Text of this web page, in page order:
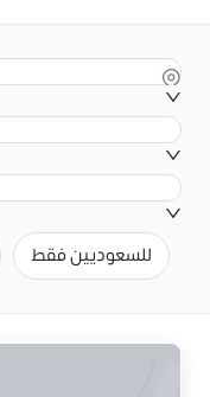
للسعوديين فقط